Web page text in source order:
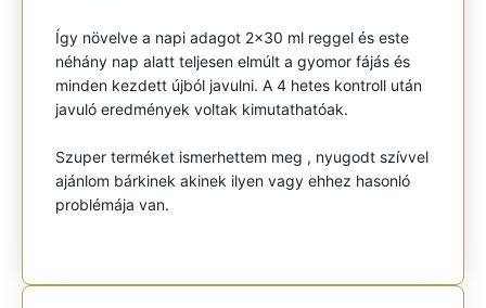
Így növelve a napi adagot 2×30 ml reggel és este
néhány nap alatt teljesen elmúlt a gyomor fájás és
minden kezdett újból javulni. A 4 hetes kontroll után
javuló eredmények voltak kimutathatóak.
Szuper terméket ismerhettem meg , nyugodt szívvel
ajánlom bárkinek akinek ilyen vagy ehhez hasonló
problémája van.